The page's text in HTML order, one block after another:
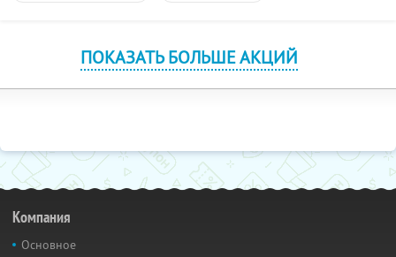
ПОКАЗАТЬ БОЛЬШЕ АКЦИЙ
Компания
Основное